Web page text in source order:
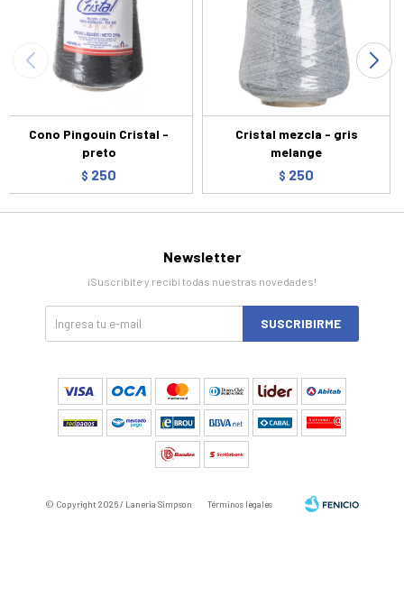
Cono Pingouin Cristal -
preto
$ 250
Cristal mezcla - gris
melange
$ 250
Newsletter
¡Suscribite y recibí todas nuestras novedades!
SUSCRIBIRME
© Copyright 2026 / Laneria Simpson Términos legales